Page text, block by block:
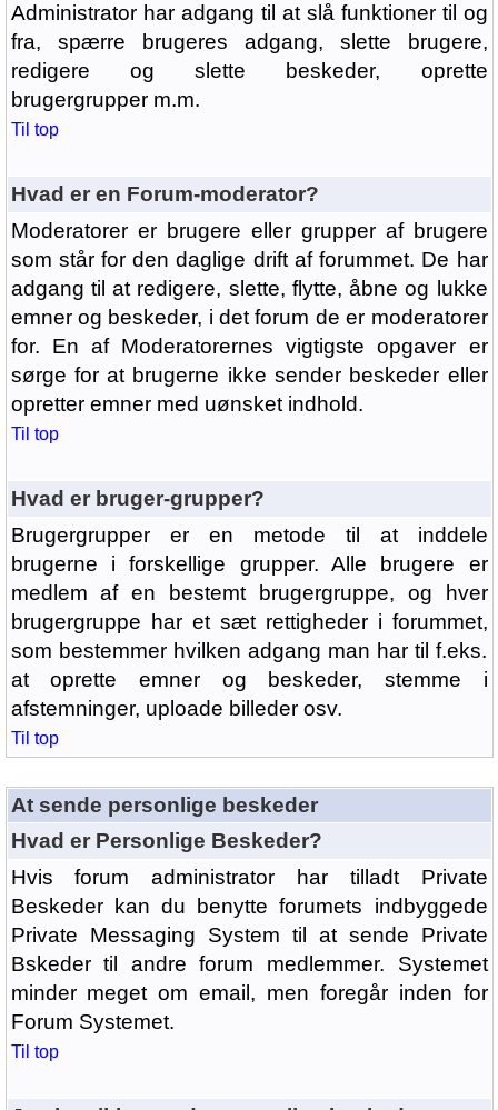
Administrator har adgang til at slå funktioner til og
fra, spærre brugeres adgang, slette brugere,
redigere og slette beskeder, oprette
brugergrupper m.m.
Til top
Hvad er en Forum-moderator?
Moderatorer er brugere eller grupper af brugere
som står for den daglige drift af forummet. De har
adgang til at redigere, slette, flytte, åbne og lukke
emner og beskeder, i det forum de er moderatorer
for. En af Moderatorernes vigtigste opgaver er
sørge for at brugerne ikke sender beskeder eller
opretter emner med uønsket indhold.
Til top
Hvad er bruger-grupper?
Brugergrupper er en metode til at inddele
brugerne i forskellige grupper. Alle brugere er
medlem af en bestemt brugergruppe, og hver
brugergruppe har et sæt rettigheder i forummet,
som bestemmer hvilken adgang man har til f.eks.
at oprette emner og beskeder, stemme i
afstemninger, uploade billeder osv.
Til top
At sende personlige beskeder
Hvad er Personlige Beskeder?
Hvis forum administrator har tilladt Private
Beskeder kan du benytte forumets indbyggede
Private Messaging System til at sende Private
Bskeder til andre forum medlemmer. Systemet
minder meget om email, men foregår inden for
Forum Systemet.
Til top